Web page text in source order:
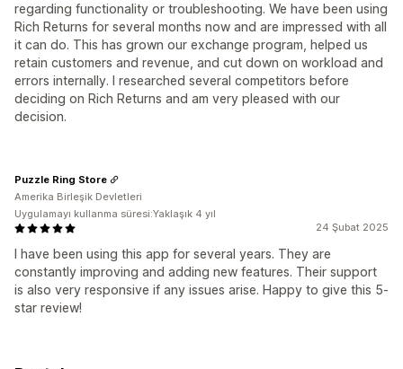
regarding functionality or troubleshooting. We have been using
Rich Returns for several months now and are impressed with all
it can do. This has grown our exchange program, helped us
retain customers and revenue, and cut down on workload and
errors internally. I researched several competitors before
deciding on Rich Returns and am very pleased with our
decision.
24 Şubat 2025
I have been using this app for several years. They are
constantly improving and adding new features. Their support
is also very responsive if any issues arise. Happy to give this 5-
star review!
Puzzle Ring Store
Amerika Birleşik Devletleri
Uygulamayı kullanma süresi:Yaklaşık 4 yıl